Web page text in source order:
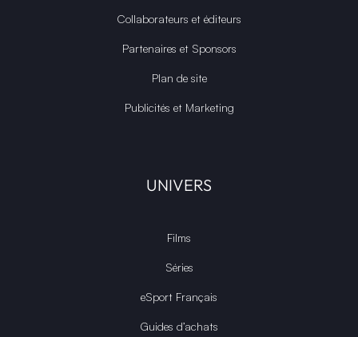
Collaborateurs et éditeurs
Partenaires et Sponsors
Plan de site
Publicités et Marketing
UNIVERS
Films
Séries
eSport Français
Guides d’achats